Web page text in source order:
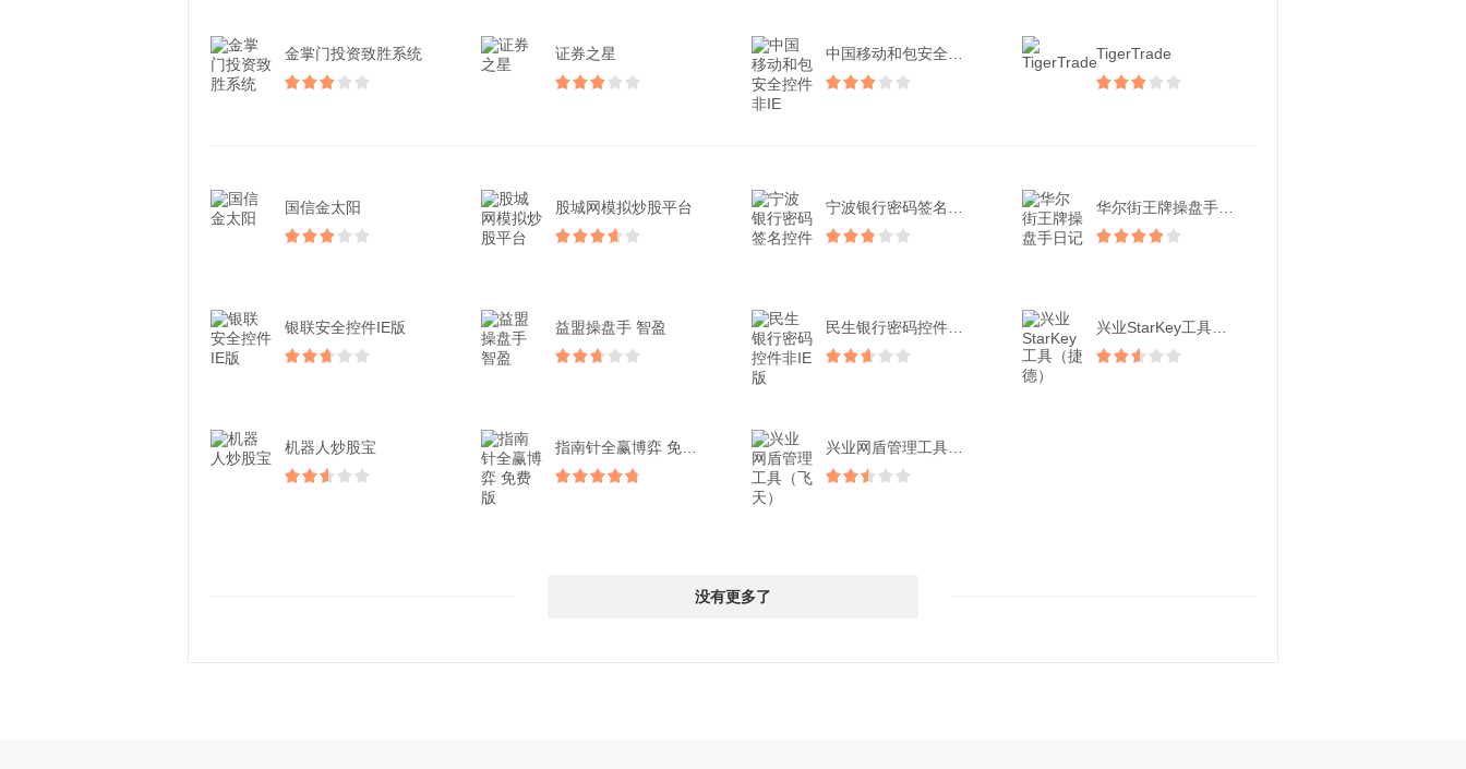
金掌门投资致胜系统 证券之星 TigerTrade
国信金太阳 股城网模拟炒股平台
银联安全控件IE版 益盟操盘手 智盈
机器人炒股宝
没有更多了